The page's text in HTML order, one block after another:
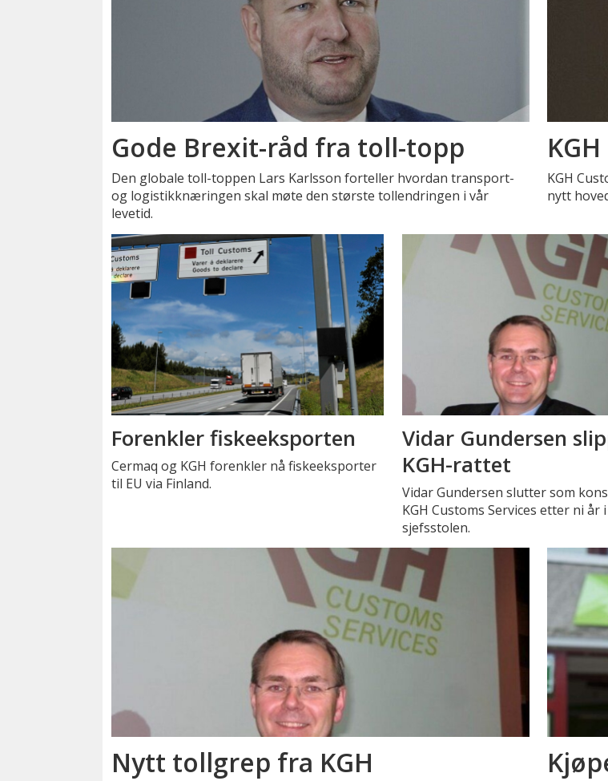
Gode Brexit-råd fra toll-topp
Den globale toll-toppen Lars Karlsson forteller hvordan transport-
og logistikknæringen skal møte den største tollendringen i vår
levetid.
KGH
nytt
Forenkler fiskeeksporten
Cermaq og KGH forenkler nå fiskeeksporter
til EU via Finland.
Vidar Gundersen
KGH-rattet
Vidar Gundersen slutter som
KGH Customs Services etter ni år i
sjefsstolen.
Nytt tollgrep fra KGH